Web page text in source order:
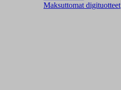
Maksuttomat digituotteet